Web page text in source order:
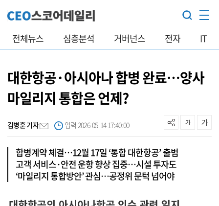
전체뉴스 심층분석 거버넌스 전자 IT
대한항공·아시아나 합병 완료…양사
마일리지 통합은 언제?
김병훈 기자 입력 2026-05-14 17:40:00
합병계약 체결…12월 17일 ‘통합 대한항공’ 출범
고객 서비스·안전 운항 향상 집중…시설 투자도
‘마일리지 통합방안’ 관심…공정위 문턱 넘어야